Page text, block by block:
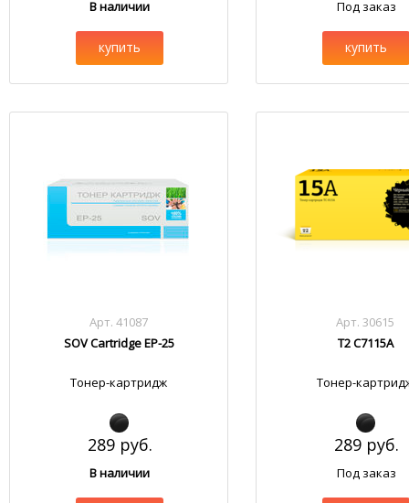
В наличии
купить
Под заказ
купить
Арт. 41087
SOV Cartridge EP-25
Тонер-картридж
289 руб.
В наличии
Арт. 30615
T2 C7115A
Тонер-
289 руб.
Под заказ